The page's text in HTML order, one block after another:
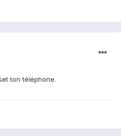
ton téléphone.